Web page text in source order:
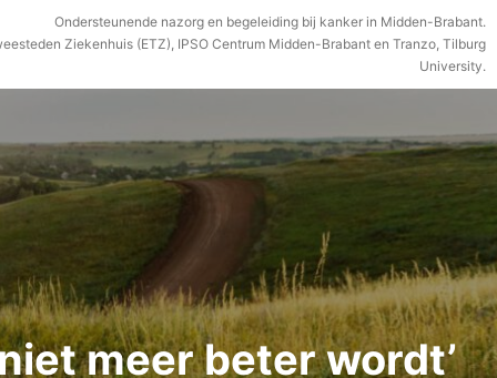
Ondersteunende nazorg en begeleiding bij kanker in Midden-Brabant.
Ziekenhuis (ETZ), IPSO Centrum Midden-Brabant en Tranzo, Tilburg
University.
meer beter wordt’